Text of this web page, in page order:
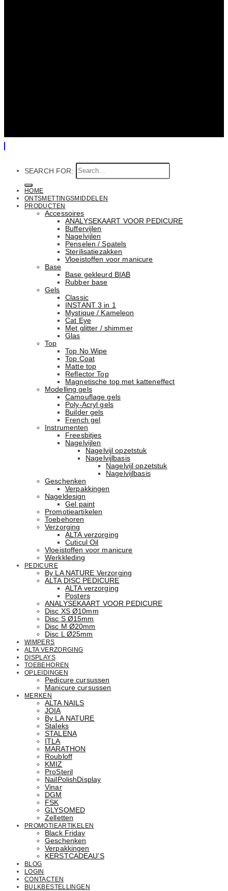
SEARCH FOR:
HOME
ONTSMETTINGSMIDDELEN
PRODUCTEN
Accessoires
ANALYSEKAART VOOR PEDICURE
Buffervijlen
Nagelvijlen
Penselen / Spatels
Sterilisatiezakken
Vloeistoffen voor manicure
Base
Basе gekleurd BIAB
Rubber basе
Gels
Classic
INSTANT 3 in 1
Mystique / Kameleon
Cat Eye
Met glitter / shimmer
Glas
Top
Top No Wipe
Top Coat
Matte top
Reflector Top
Magnetische top met katteneffect
Modelling gels
Camouflage gels
Poly-Acryl gels
Builder gels
French gel
Instrumenten
Freesbitjes
Nagelvijlen
Nagelvijl opzetstuk
Nagelvijlbasis
Nagelvijl opzetstuk
Nagelvijlbasis
Geschenken
Verpakkingen
Nageldesign
Gel paint
Promotieartikelen
Toebehoren
Verzorging
ALTA verzorging
Cuticul Oil
Vloeistoffen voor manicure
Werkkleding
PEDICURE
By LA NATURE Verzorging
ALTA DISC PEDICURE
ALTA verzorging
Posters
ANALYSEKAART VOOR PEDICURE
Disc XS Ø10mm
Disc S Ø15mm
Disc M Ø20mm
Disc L Ø25mm
WIMPERS
ALTA VERZORGING
DISPLAYS
TOEBEHOREN
OPLEIDINGEN
Pedicure cursussen
Manicure cursussen
MERKEN
ALTA NAILS
JOIA
By LA NATURE
Staleks
STALENA
ITLA
MARATHON
Roubloff
KMIZ
ProSteril
NailPolishDisplay
Vinar
DGM
FSK
GLYSOMED
Zelletten
PROMOTIEARTIKELEN
Black Friday
Geschenken
Verpakkingen
KERSTCADEAU’S
BLOG
LOGIN
CONTACTEN
BULKBESTELLINGEN